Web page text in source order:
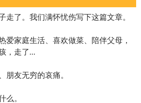
走了。我们满怀忧伤写下这篇文章。
爱家庭生活、喜欢做菜、陪伴父母，
，走了…
朋友无穷的哀痛。
么。